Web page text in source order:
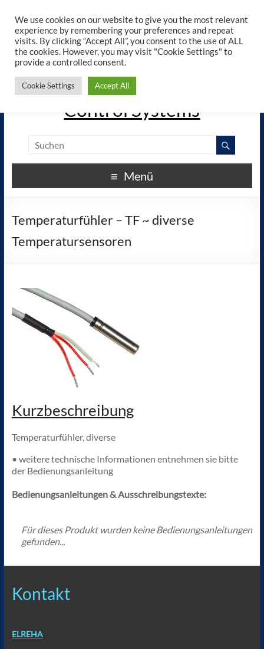
ELREHA - Manuals - Google
Play
elreha.de
View
The Experts in Electronic
Control Systems
Menü
Temperaturfühler – TF ~ diverse
Temperatursensoren
Kurzbeschreibung
Temperaturfühler, diverse
• weitere technische Informationen entnehmen sie bitte
der Bedienungsanleitung
Bedienungsanleitungen & Ausschreibungstexte:
Für dieses Produkt wurden keine Bedienungsanleitungen
gefunden...
Kontakt
ELREHA
We use cookies on our website to give you the most relevant
experience by remembering your preferences and repeat
visits. By clicking “Accept All”, you consent to the use of ALL
the cookies. However, you may visit "Cookie Settings" to
provide a controlled consent.
Cookie Settings Accept All